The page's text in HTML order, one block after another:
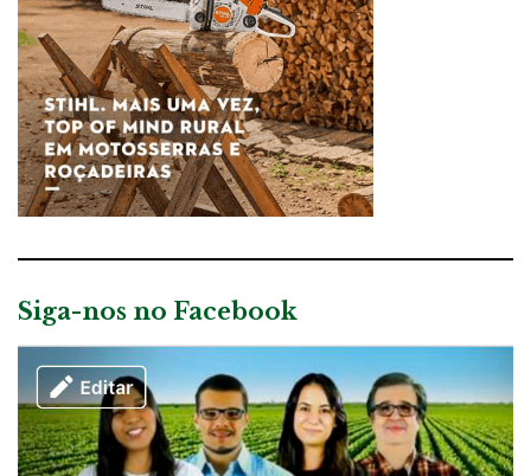
Siga-nos no Facebook